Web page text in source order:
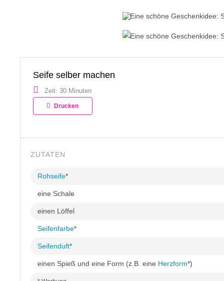
Seife selber machen
Zeit: 30 Minuten
Drucken
ZUTATEN
Rohseife*
eine Schale
einen Löffel
Seifenfarbe*
Seifenduft*
einen Spieß und eine Form (z.B. eine Herzform*)